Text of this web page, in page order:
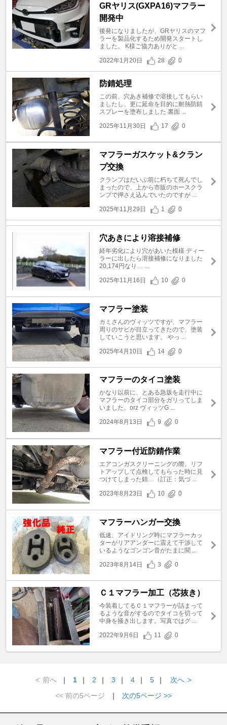
GRヤリス(GXPA16)マフラー
開発中
後発になりましたが、GRヤリスのマフ
ラーを製品化するため開発スタートし
ました。 K様ご協力ありがと ...
2022年1月20日
28 0
防錆処理
この前、穴あき補修で溶接してもらい
ましたし、更に延命を目的に耐熱防錆
スプレーを塗布しました 裏面 ...
2025年11月30日
17 0
マフラーガスケット&クラン
プ交換
クランプはだいぶ前に朽ちて死んでし
まったので、上から市販のホースクラ
ンプで押さえ込んでいたのですが ...
2025年11月29日
1 0
穴あきにより溶接補修
経年劣化により穴があいた模様 ディー
ラーに出したら溶接補修になりました
20,174円なり… ...
2025年11月16日
10 0
マフラー塗装
カミさんのヴィッツですが、マフラー
周りのサビが目立ってきたので、塗装
していこうと思います。 やっ ...
2025年4月10日
14 0
マフラーのタイコ塗装
かなり以前に、とある急坂を走行中に
マフラーのタイコ部分をガリってしま
いました。orz ヴィッツG ...
2024年8月13日
9 0
マフラー付近防錆作業
エアコンガスクリーニングの際、リフ
トアップして点検してもらった時に見
つけてしまった錆…（訂正：気づ ...
2023年8月23日
10 0
マフラーハンガー交換
低速、アイドリング時にマフラーカッ
ターがリアアンダーに震えて干渉して
いるようなゴンゴン音がたまに聞 ...
2023年8月14日
3 0
Ｃ１マフラー加工（芯抜き）
今装着してるＣ１マフラーが詰まって
るような音がするのでタイコを切って
中身を掻き出します。写真ではグ ...
2022年9月6日
11 0
< 前へ ｜ 1 ｜ 2 ｜ 3 ｜ 4 ｜ 5 ｜ 次へ >
<< 前の5ページ
｜ 次の5ページ >>